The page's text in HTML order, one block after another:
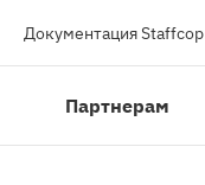
Документация Staffcop
Партнерам